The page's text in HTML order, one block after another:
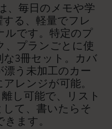
、毎日のメモや学
る、軽量でフレ
ルです。特定のプ
、プランごとに使
3冊セット。カバ
う未加工のカー
レンジが可能。
し可能で、リスト
て、書いたらそ
ます。